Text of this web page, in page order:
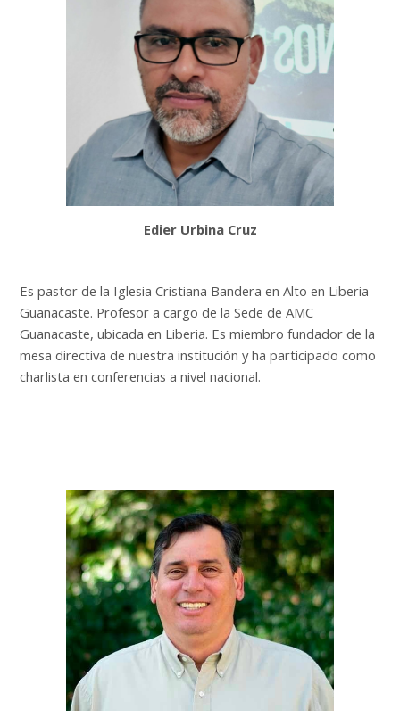
Edier Urbina Cruz
Es pastor de la Iglesia Cristiana Bandera en Alto en Liberia
Guanacaste. Profesor a cargo de la Sede de AMC
Guanacaste, ubicada en Liberia. Es miembro fundador de la
mesa directiva de nuestra institución y ha participado como
charlista en conferencias a nivel nacional.